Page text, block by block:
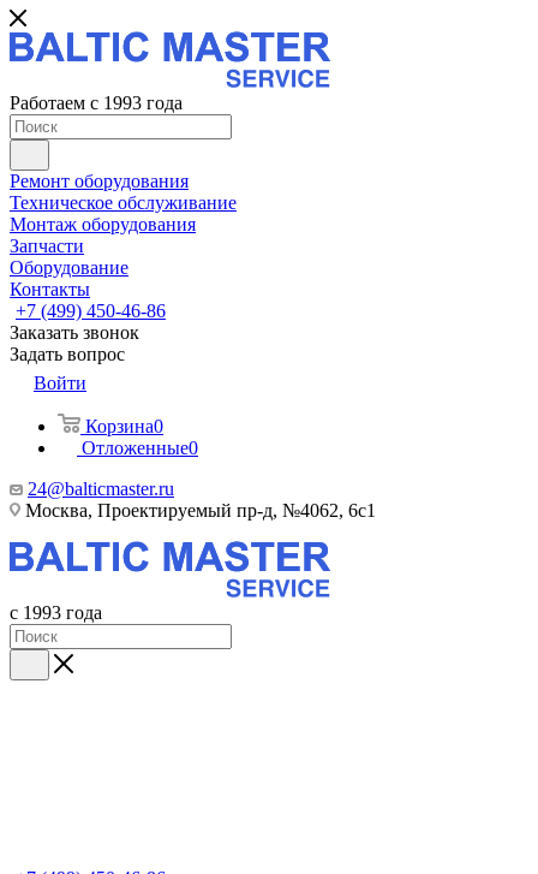
Работаем с 1993 года
Ремонт оборудования
Техническое обслуживание
Монтаж оборудования
Запчасти
Оборудование
Контакты
+7 (499) 450-46-86
Заказать звонок
Задать вопрос
Войти
Корзина0
Отложенные0
24@balticmaster.ru
Москва, Проектируемый пр-д, №4062, 6с1
с 1993 года